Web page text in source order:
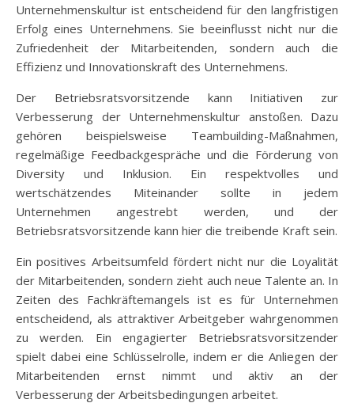
Unternehmenskultur ist entscheidend für den langfristigen
Erfolg eines Unternehmens. Sie beeinflusst nicht nur die
Zufriedenheit der Mitarbeitenden, sondern auch die
Effizienz und Innovationskraft des Unternehmens.
Der Betriebsratsvorsitzende kann Initiativen zur
Verbesserung der Unternehmenskultur anstoßen. Dazu
gehören beispielsweise Teambuilding-Maßnahmen,
regelmäßige Feedbackgespräche und die Förderung von
Diversity und Inklusion. Ein respektvolles und
wertschätzendes Miteinander sollte in jedem
Unternehmen angestrebt werden, und der
Betriebsratsvorsitzende kann hier die treibende Kraft sein.
Ein positives Arbeitsumfeld fördert nicht nur die Loyalität
der Mitarbeitenden, sondern zieht auch neue Talente an. In
Zeiten des Fachkräftemangels ist es für Unternehmen
entscheidend, als attraktiver Arbeitgeber wahrgenommen
zu werden. Ein engagierter Betriebsratsvorsitzender
spielt dabei eine Schlüsselrolle, indem er die Anliegen der
Mitarbeitenden ernst nimmt und aktiv an der
Verbesserung der Arbeitsbedingungen arbeitet.